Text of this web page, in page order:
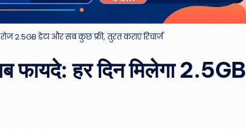
2.5GB डेटा और सब कुछ फ्री, तुरंत कराएं रिचार्ज
फायदे: हर दिन मिलेगा 2.5GB